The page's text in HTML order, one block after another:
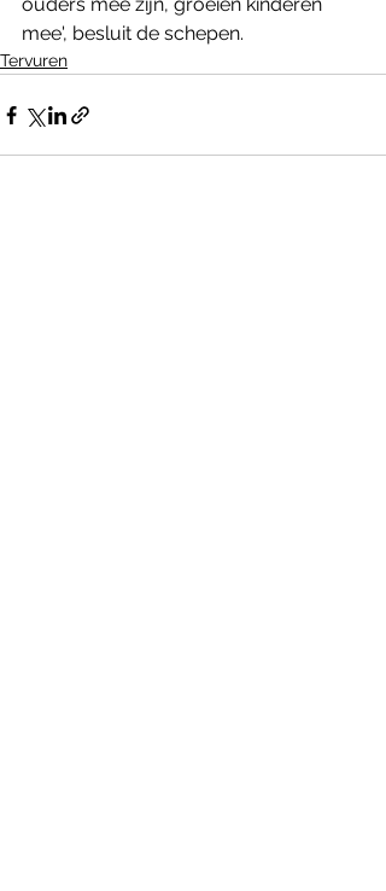
ouders mee zijn, groeien kinderen
mee', besluit de schepen.
Tervuren